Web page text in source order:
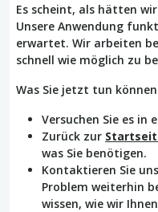
Es scheint, als hätten
Unsere Anwendung
erwartet. Wir arbeiten
schnell wie möglich zu
Was Sie jetzt tun
Versuchen Sie es in
Zurück zur
was Sie benötigen.
Kontaktieren Sie
Problem weiterhin
wissen, wie wir